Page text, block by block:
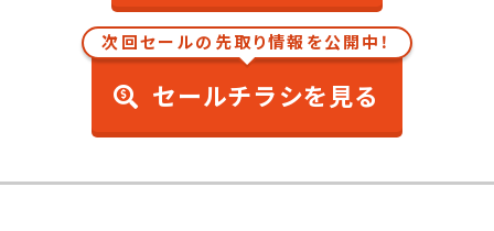
次回セールの先取り情報を公開中！
セールチラシを見る